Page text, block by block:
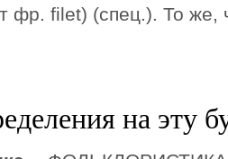
фр. filet) (спец.). То же,
на эту